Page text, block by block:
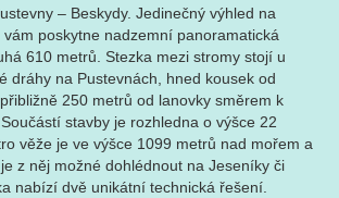
– Beskydy. Jedinečný výhled na
poskytne nadzemní panoramatická
610 metrů. Stezka mezi stromy stojí u
dráhy na Pustevnách, hned kousek od
250 metrů od lanovky směrem k
stavby je rozhledna o výšce 22
věže je ve výšce 1099 metrů nad mořem a
z něj možné dohlédnout na Jeseníky či
nabízí dvě unikátní technická řešení.